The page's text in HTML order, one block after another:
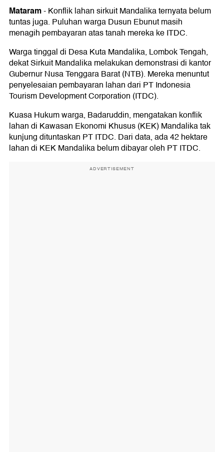
Mataram-Konflik lahan sirkuit Mandalika ternyata belum
tuntas juga. Puluhan warga Dusun Ebunut masih
menagih pembayaran atas tanah mereka ke ITDC.
Warga tinggal di Desa Kuta Mandalika, Lombok Tengah,
dekat Sirkuit Mandalika melakukan demonstrasi di kantor
Gubernur Nusa Tenggara Barat (NTB). Mereka menuntut
penyelesaian pembayaran lahan dari PT Indonesia
Tourism Development Corporation (ITDC).
Kuasa Hukum warga, Badaruddin, mengatakan konflik
lahan di Kawasan Ekonomi Khusus (KEK) Mandalika tak
kunjung dituntaskan PT ITDC. Dari data, ada 42 hektare
lahan di KEK Mandalika belum dibayar oleh PT ITDC.
ADVERTISEMENT